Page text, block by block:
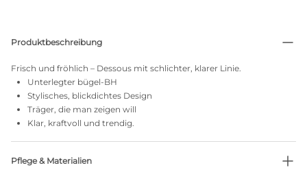
Produktbeschreibung
Frisch und fröhlich – Dessous mit schlichter, klarer Linie.
Unterlegter bügel-BH
Stylisches, blickdichtes Design
Träger, die man zeigen will
Klar, kraftvoll und trendig.
Pflege & Materialien